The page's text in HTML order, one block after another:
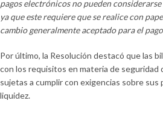
pagos electrónicos no pueden considerarse
ya que este requiere que se realice con
cambio generalmente aceptado para el
Por último, la Resolución destacó que las
con los requisitos en materia de seguridad
sujetas a cumplir con exigencias sobre sus
liquidez.